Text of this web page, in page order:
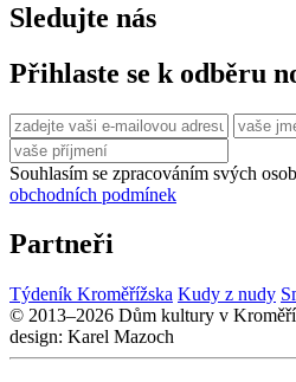
Sledujte nás
Přihlaste se k odběru
Souhlasím se zpracováním svých
obchodních podmínek
Partneři
Týdeník Kroměřížska Kudy z nudy
© 2013–2026 Dům kultury v
design: Karel Mazoch